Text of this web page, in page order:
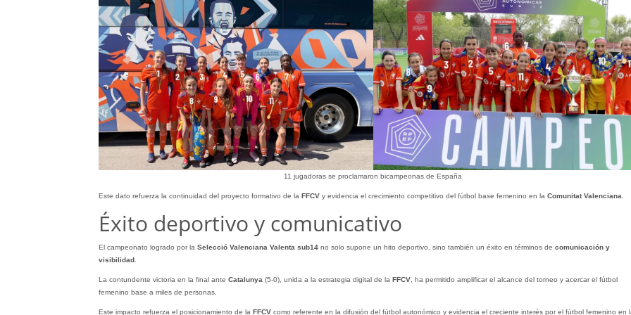
11 jugadoras se proclamaron bicampeonas de España
Este dato refuerza la continuidad del proyecto formativo de la FFCVy evidencia el crecimiento competitivo del fútbol base femenino en la Comunitat Valenciana.
Éxito deportivo y comunicativo
El campeonato logrado por la Selecció Valenciana Valenta sub14no solo supone un hito deportivo, sino también un éxito en términos de comunicación y
visibilidad.
La contundente victoria en la final ante Catalunya(5-0), unida a la estrategia digital de la FFCV, ha permitido amplificar el alcance del torneo y acercar el fútbol
femenino base a miles de personas.
Este impacto refuerza el posicionamiento de la FFCVcomo referente en la difusión del fútbol autonómico y evidencia el creciente interés por el fútbol femenino en